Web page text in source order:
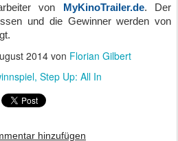
von MyKinoTrailer.de. Der
und die Gewinner werden von
2014von Florian Gilbert
Step Up: All In
hinzufügen